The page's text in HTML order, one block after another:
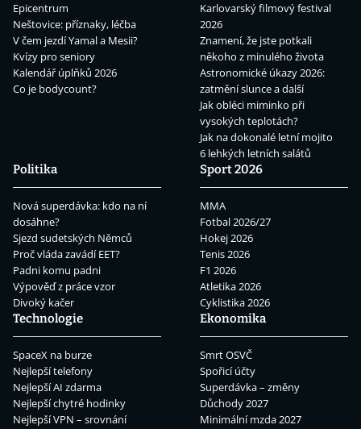
Epicentrum
Neštovice: příznaky, léčba
V čem jezdí Yamal a Mesii?
Kvízy pro seniory
Kalendář úplňků 2026
Co je bodycount?
Karlovarský filmový festival
2026
Znamení, že jste potkali
někoho z minulého života
Astronomické úkazy 2026:
zatmění slunce a další
Jak obléci miminko při
vysokých teplotách?
Jak na dokonalé letní mojito
6 lehkých letních salátů
Politika
Nová superdávka: kdo na ní
dosáhne?
Sjezd sudetských Němců
Proč vláda zavádí EET?
Padni komu padni
Výpověď z práce vzor
Divoký kačer
Sport 2026
MMA
Fotbal 2026/27
Hokej 2026
Tenis 2026
F1 2026
Atletika 2026
Cyklistika 2026
Technologie
SpaceX na burze
Nejlepší telefony
Nejlepší AI zdarma
Nejlepší chytré hodinky
Nejlepší VPN – srovnání
Ekonomika
Smrt OSVČ
Spořicí účty
Superdávka – změny
Důchody 2027
Minimální mzda 2027